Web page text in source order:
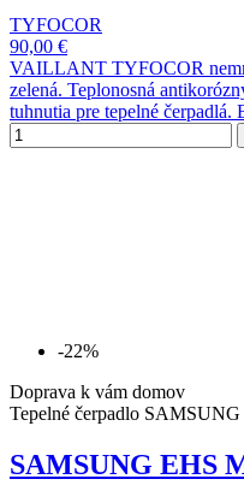
TYFOCOR
90,00 €
VAILLANT TYFOCOR
zelená. Teplonosná
tuhnutia pre tepelné čerpadlá.
-22%
Doprava k vám domov
Tepelné čerpadlo SAMSUNG
SAMSUNG EHS